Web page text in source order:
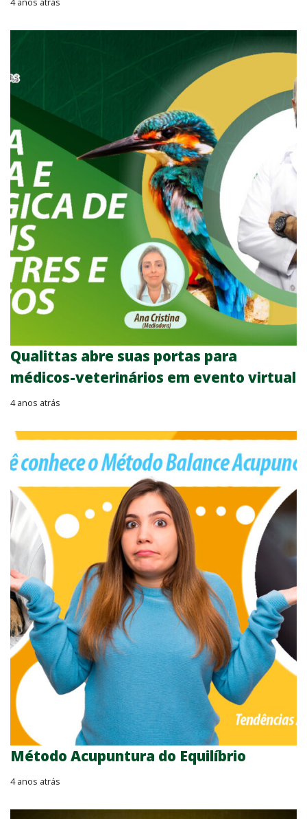
Qualittas abre suas portas para
médicos-veterinários em evento virtual
4 anos atrás
Método Acupuntura do Equilíbrio
4 anos atrás